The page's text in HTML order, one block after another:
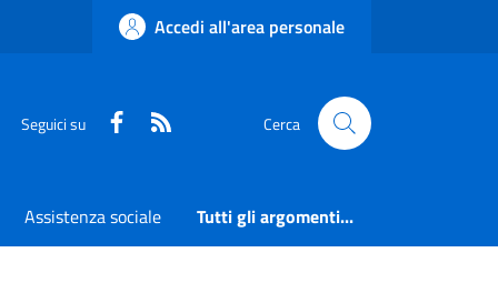
Accedi all'area personale
Seguici su Faceboook Cerca
Assistenza sociale Tutti gli argomenti...